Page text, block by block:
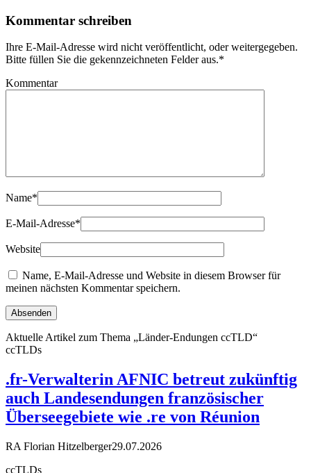
Kommentar schreiben
Ihre E-Mail-Adresse wird nicht veröffentlicht, oder weitergegeben.
Bitte füllen Sie die gekennzeichneten Felder aus.*
Kommentar
Name*
E-Mail-Adresse*
Website
Name, E-Mail-Adresse und Website in diesem Browser für
meinen nächsten Kommentar speichern.
Aktuelle Artikel zum Thema „Länder-Endungen ccTLD“
ccTLDs
.fr-Verwalterin AFNIC betreut zukünftig
auch Landesendungen französischer
Überseegebiete wie .re von Réunion
RA Florian Hitzelberger29.07.2026
ccTLDs